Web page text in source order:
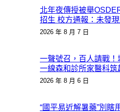
北年夜傳授被舉
招生 校方通報：未發
2026 年 8 月 7 日
一聲號召，百人請戰
一線森和診所家醫科筑
2026 年 8 月 6 日
“國平易近解暑藥”別瞎